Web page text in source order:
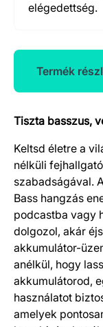
elégedettség.
Termék
Termék
Tiszta basszus,
Keltsd életre a
nélküli
szabadságával.
Bass hangzás
podcastba vagy
dolgozol, akár
akkumulátor-
anélkül, hogy
akkumulátorod,
használatot
amelyek